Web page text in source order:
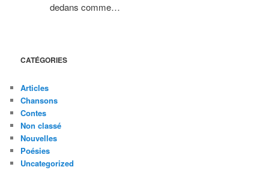
dedans comme…
CATÉGORIES
Articles
Chansons
Contes
Non classé
Nouvelles
Poésies
Uncategorized